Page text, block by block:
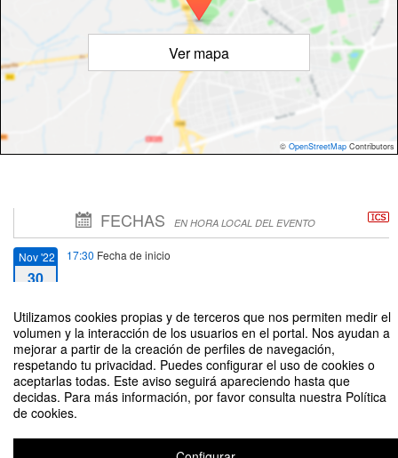
Utilizamos cookies propias y de terceros que nos permiten medir el
volumen y la interacción de los usuarios en el portal. Nos ayudan a
mejorar a partir de la creación de perfiles de navegación,
respetando tu privacidad. Puedes configurar el uso de cookies o
aceptarlas todas. Este aviso seguirá apareciendo hasta que
decidas. Para más información, por favor consulta nuestra Política
de cookies.
Ver mapa
© OpenStreetMap Contributors
FECHAS EN HORA LOCAL DEL EVENTO
Nov '22
30
17:30 Fecha de inicio
Nov '22
30
18:30Fecha de fin
TRANSFORMACIONES XIX-XX